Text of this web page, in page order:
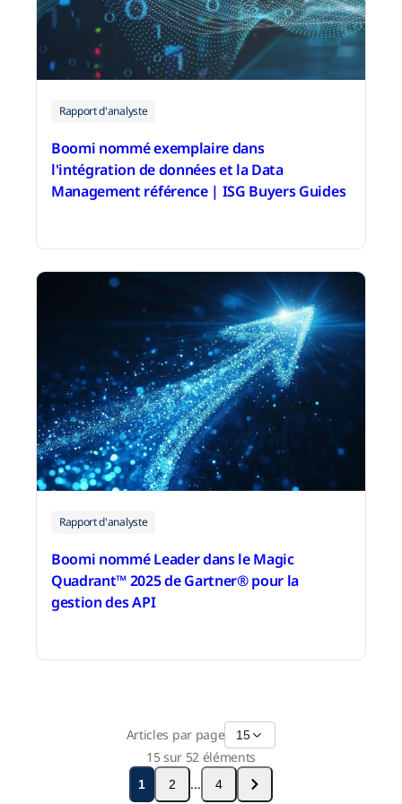
Rapport d'analyste
Boomi nommé exemplaire dans
l'intégration de données et la Data
Management référence | ISG Buyers Guides
22 octobre 2025
Rapport d'analyste
Boomi nommé Leader dans le Magic
Quadrant™ 2025 de Gartner® pour la
gestion des API
13 octobre 2025
Articles par page 15
15 sur 52 éléments
1 2 ... 4